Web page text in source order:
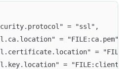
= "ssl",
= "FILE:ca.pem",
=
=